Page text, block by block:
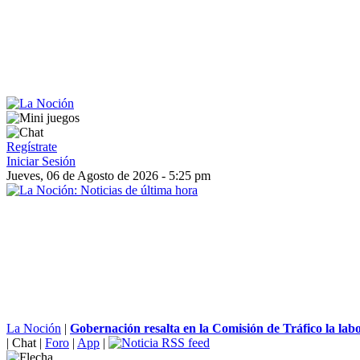
Regístrate
Iniciar Sesión
Jueves, 06 de Agosto de 2026 - 5:25 pm
La Noción | Gobernación resalta en la Comisión de Tráfico la
| Chat | Foro | App |